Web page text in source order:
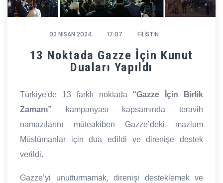
02 NISAN 2024 17:07 FİLİSTİN
13 Noktada Gazze İçin Kunut
Duaları Yapıldı
Türkiye'de 13 farklı noktada “Gazze İçin Birlik
Zamanı” kampanyası kapsamında teravih
namazılarını müteakiben Gazze’deki mazlum
Müslümanlar için dua edildi ve direnişe destek
verildi.
Gazze’yi unutturmamak, direnişi desteklemek ve